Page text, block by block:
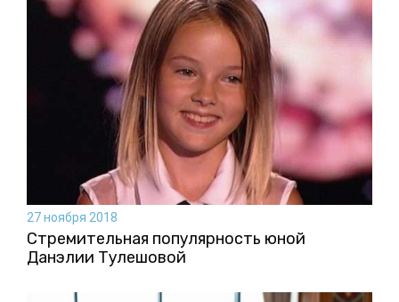
27 ноября 2018
Стремительная популярность юной
Данэлии Тулешовой